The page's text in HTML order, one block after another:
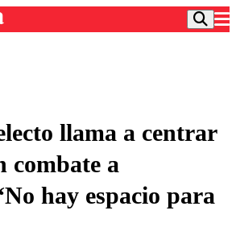
TV
llama a centrar
combate a
hay espacio para